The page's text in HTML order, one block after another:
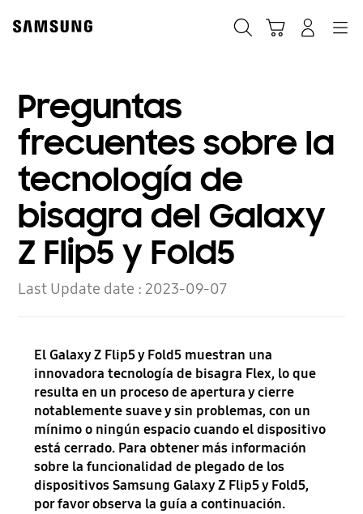
content
Preguntas
frecuentes sobre la
tecnología de
bisagra del Galaxy
Z Flip5 y Fold5
Last Update date :2023-09-07
El Galaxy Z Flip5 y Fold5 muestran una
innovadora tecnología de bisagra Flex, lo que
resulta en un proceso de apertura y cierre
notablemente suave y sin problemas, con un
mínimo o ningún espacio cuando el dispositivo
está cerrado. Para obtener más información
sobre la funcionalidad de plegado de los
dispositivos Samsung Galaxy Z Flip5 y Fold5,
por favor observa la guía a continuación.